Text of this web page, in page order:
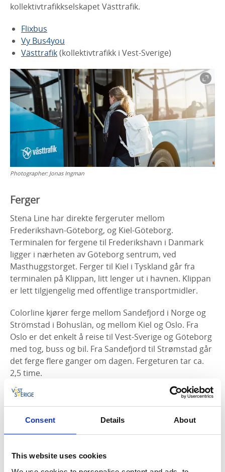
Consent Details About
This website uses cookies
kollektivtrafikkselskapet Västtrafik.
Flixbus
Vy Bus4you
Västtrafik(kollektivtrafikk i Vest-Sverige)
Photographer: Jonas Ingman
Ferger
Stena Line har direkte fergeruter mellom
Frederikshavn-Göteborg, og Kiel-Göteborg.
Terminalen for fergene til Frederikshavn i Danmark
ligger i nærheten av Göteborg sentrum, ved
Masthuggstorget. Ferger til Kiel i Tyskland går fra
terminalen på Klippan, litt lenger ut i havnen. Klippan
er lett tilgjengelig med offentlige transportmidler.
Colorline kjører ferge mellom Sandefjord i Norge og
Strömstad i Bohuslän, og mellom Kiel og Oslo. Fra
Oslo er det enkelt å reise til Vest-Sverige og Göteborg
med tog, buss og bil. Fra Sandefjord til Strømstad går
det ferge flere ganger om dagen. Fergeturen tar ca.
2,5 time.
Stena Line
Colorline
Å reise med bil